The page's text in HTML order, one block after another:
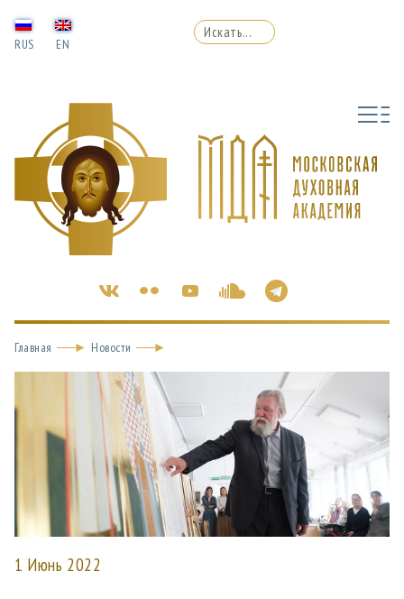
RUS EN
Главная Новости
1 Июнь 2022